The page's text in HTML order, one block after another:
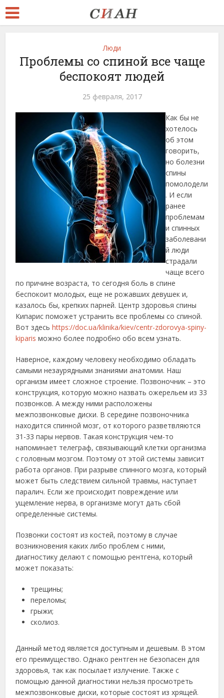
Люди
Проблемы со спиной все чаще
беспокоят людей
25 февраля, 2017
Как бы не
хотелось
об этом
говорить,
но болезни
спины
помолодели
. И если
ранее
проблемам
и спинных
заболевани
й люди
страдали
чаще всего
по причине возраста, то сегодня боль в спине
беспокоит молодых, еще не рожавших девушек и,
казалось бы, крепких парней. Центр здоровья спины
Кипарис поможет устранить все проблемы со спиной.
Вот здесьhttps://doc.ua/klinika/kiev/centr-zdorovya-spiny-
kiparis можно более подробно обо всем узнать.
Наверное, каждому человеку необходимо обладать
самыми незаурядными знаниями анатомии. Наш
организм имеет сложное строение. Позвоночник – это
конструкция, которую можно назвать ожерельем из 33
позвонков. А между ними расположены
межпозвонковые диски. В середине позвоночника
находится спинной мозг, от которого разветвляются
31-33 пары нервов. Такая конструкция чем-то
напоминает телеграф, связывающий клетки организма
с головным мозгом. Поэтому от этой системы зависит
работа органов. При разрыве спинного мозга, который
может быть следствием сильной травмы, наступает
паралич. Если же происходит повреждение или
ущемление нерва, в организме могут дать сбой
определенные системы.
Позвонки состоят из костей, поэтому в случае
возникновения каких либо проблем с ними,
диагностику делают с помощью рентгена, который
может показать:
трещины;
переломы;
грыжи;
сколиоз.
Данный метод является доступным и дешевым. В этом
его преимущество. Однако рентген не безопасен для
здоровья, так как посылает излучение. Также с
помощью данной диагностики нельзя просмотреть
межпозвонковые диски, которые состоят из хрящей.